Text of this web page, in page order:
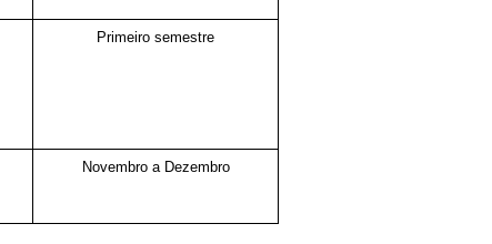
Primeiro semestre
Novembro a Dezembro